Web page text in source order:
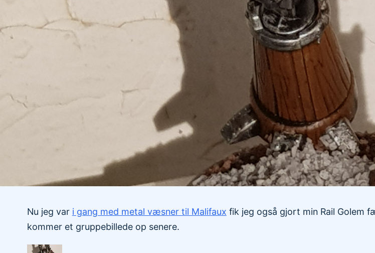
Nu jeg var i gang med metal væsner til Malifaux fik jeg også gjort min Rail Golem
kommer et gruppebillede op senere.